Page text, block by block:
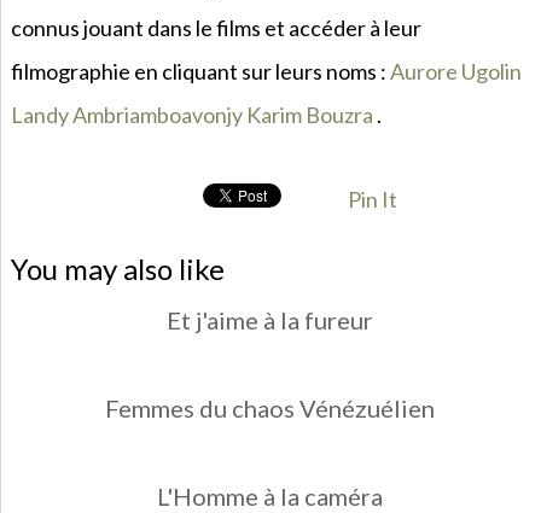
connus jouant dans le films et accéder à leur
filmographie en cliquant sur leurs noms :Aurore Ugolin
Landy Ambriamboavonjy Karim Bouzra .
Pin It
You may also like
Et j'aime à la fureur
Femmes du chaos Vénézuélien
L'Homme à la caméra